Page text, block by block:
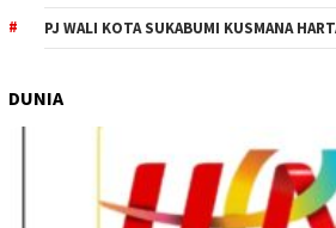
PJ WALI KOTA SUKABUMI KUSMANA
DUNIA